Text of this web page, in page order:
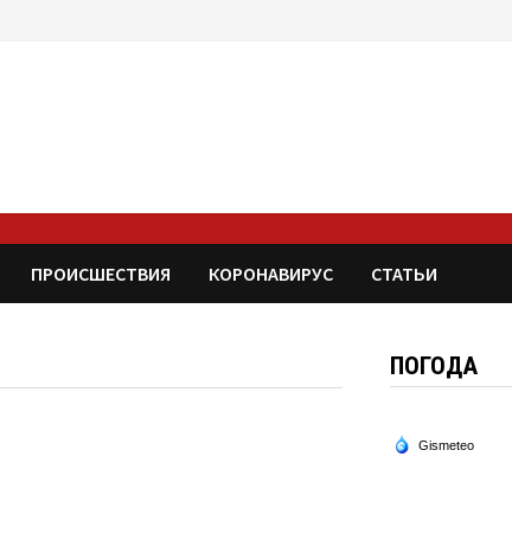
ПРОИСШЕСТВИЯ КОРОНАВИРУС СТАТЬИ
ПОГОДА